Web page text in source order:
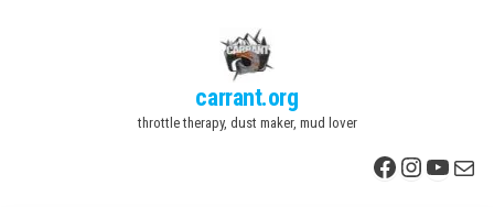
carrant.org
throttle therapy, dust maker, mud lover
Facebook
E-